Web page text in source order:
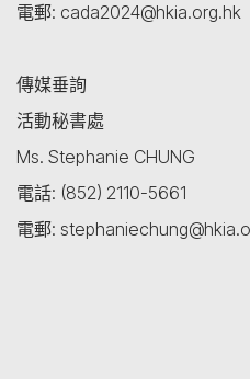
電郵: cada2024@hkia.org.hk
傳媒垂詢
活動秘書處
Ms. Stephanie CHUNG
電話: (852) 2110-5661
電郵: